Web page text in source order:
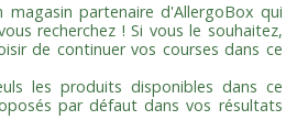
magasin partenaire d'AllergoBox qui
recherchez ! Si vous le souhaitez,
de continuer vos courses dans ce
les produits disponibles dans ce
par défaut dans vos résultats